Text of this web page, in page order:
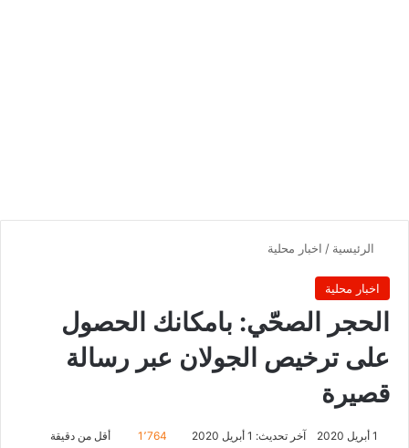
الرئيسية / اخبار محلية
اخبار محلية
الحجر الصحّي: بامكانك الحصول
على ترخيص الجولان عبر رسالة
قصيرة
1 أبريل 2020 آخر تحديث: 1 أبريل 2020 1٬764 أقل من دقيقة